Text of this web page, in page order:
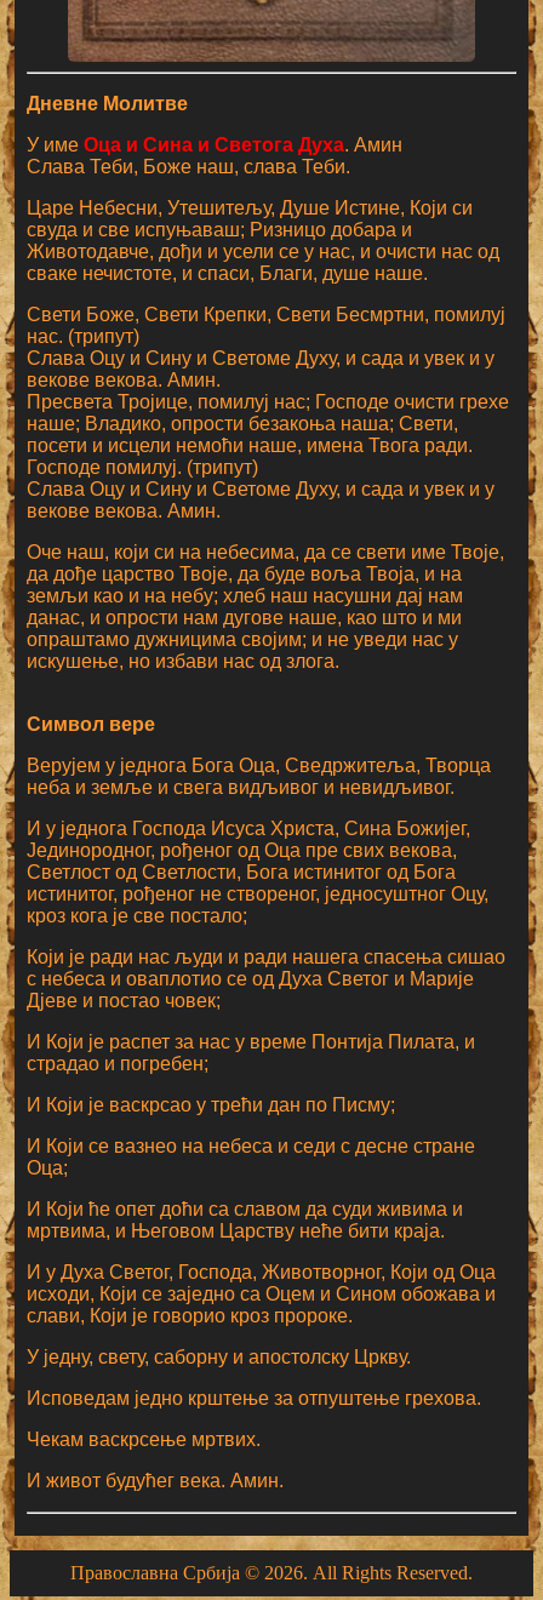
Дневне Молитве
У имеОца и Сина и Светога Духа. Амин
Слава Теби, Боже наш, слава Теби.
Царе Небесни, Утешитељу, Душе Истине, Који си
свуда и све испуњаваш; Ризницо добара и
Животодавче, дођи и усели се у нас, и очисти нас од
сваке нечистоте, и спаси, Благи, душе наше.
Свети Боже, Свети Крепки, Свети Бесмртни, помилуј
нас. (трипут)
Слава Оцу и Сину и Светоме Духу, и сада и увек и у
векове векова. Амин.
Пресвета Тројице, помилуј нас; Господе очисти грехе
наше; Владико, опрости безакоња наша; Свети,
посети и исцели немоћи наше, имена Твога ради.
Господе помилуј. (трипут)
Слава Оцу и Сину и Светоме Духу, и сада и увек и у
векове векова. Амин.
Оче наш, који си на небесима, да се свети име Твоје,
да дође царство Твоје, да буде воља Твоја, и на
земљи као и на небу; хлеб наш насушни дај нам
данас, и опрости нам дугове наше, као што и ми
опраштамо дужницима својим; и не уведи нас у
искушење, но избави нас од злога.
Символ вере
Верујем у једнога Бога Оца, Сведржитеља, Творца
неба и земље и свега видљивог и невидљивог.
И у једнога Господа Исуса Христа, Сина Божијег,
Јединородног, рођеног од Оца пре свих векова,
Светлост од Светлости, Бога истинитог од Бога
истинитог, рођеног не створеног, једносуштног Оцу,
кроз кога је све постало;
Који је ради нас људи и ради нашега спасења сишао
с небеса и оваплотио се од Духа Светог и Марије
Дјеве и постао човек;
И Који је распет за нас у време Понтија Пилата, и
страдао и погребен;
И Који је васкрсао у трећи дан по Писму;
И Који се вазнео на небеса и седи с десне стране
Оца;
И Који ће опет доћи са славом да суди живима и
мртвима, и Његовом Царству неће бити краја.
И у Духа Светог, Господа, Животворног, Који од Оца
исходи, Који се заједно са Оцем и Сином обожава и
слави, Који је говорио кроз пророке.
У једну, свету, саборну и апостолску Цркву.
Исповедам једно крштење за отпуштење грехова.
Чекам васкрсење мртвих.
И живот будућег века. Амин.
Православна Србија © 2026. All Rights Reserved.